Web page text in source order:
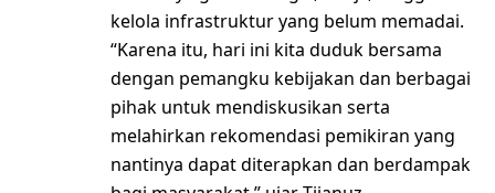
kelola infrastruktur yang belum memadai.
“Karena itu, hari ini kita duduk bersama
dengan pemangku kebijakan dan berbagai
pihak untuk mendiskusikan serta
melahirkan rekomendasi pemikiran yang
nantinya dapat diterapkan dan berdampak